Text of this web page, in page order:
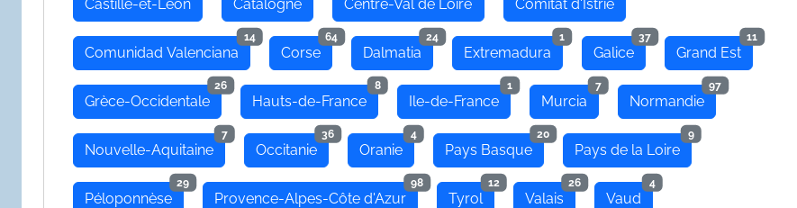
Castille-et-León Catalogne Centre-Val de Loire Comitat d'Istrie
Comunidad Valenciana
14
Corse
64
Dalmatia
24
Extremadura
1
Galice
37
Grand Est
11
Grèce-Occidentale
26
Hauts-de-France
8
Ile-de-France
1
Murcia
7
Normandie
97
Nouvelle-Aquitaine
7
Occitanie
36
Oranie
4
Pays Basque
20
Pays de la Loire
9
Péloponnèse
29
Provence-Alpes-Côte d'Azur
98
Tyrol
12
Valais
26
Vaud
4